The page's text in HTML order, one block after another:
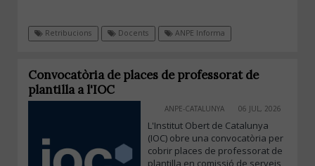
Retribucions Docents ANPE Informa
Convocatòria de places de professorat de
plantilla a l'IOC
ANPE-CATALUNYA 06 JUL, 2026
L'Institut Obert de Catalunya
(IOC) obre una convocatòria per
cobrir places de professorat de
plantilla en comissió de serveis